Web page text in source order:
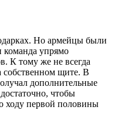
Но армейцы были
команда упрямо
К тому же не всегда
собственном щите. В
дополнительные
чтобы
ходу первой половины